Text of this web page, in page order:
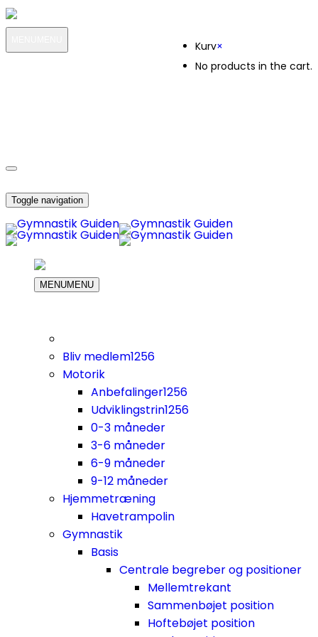
Kurv×
No products in the cart.
Toggle navigation
MENUMENU
Bliv medlem1256
Motorik
Anbefalinger1256
Udviklingstrin1256
0-3 måneder
3-6 måneder
6-9 måneder
9-12 måneder
Hjemmetræning
Havetrampolin
Gymnastik
Basis
Centrale begreber og positioner
Mellemtrekant
Sammenbøjet position
Hoftebøjet position